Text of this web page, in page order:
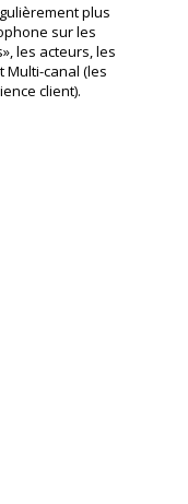
plus
sur les
les acteurs, les
Multi-canal (les
client).